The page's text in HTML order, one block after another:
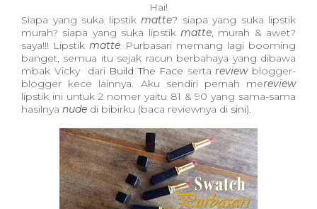
Hai!
Siapa yang suka lipstik matte? siapa yang suka lipstik
murah? siapa yang suka lipstik matte, murah & awet?
saya!!! Lipstikmatte Purbasari memang lagi booming
banget, semua itu sejak racun berbahaya yang dibawa
mbak Vicky dari Build The Face sertareviewblogger-
blogger kece lainnya. Aku sendiri pernah mereview
lipstik ini untuk 2 nomer yaitu 81 & 90 yang sama-sama
hasilnya nude di bibirku (baca reviewnya di sini).